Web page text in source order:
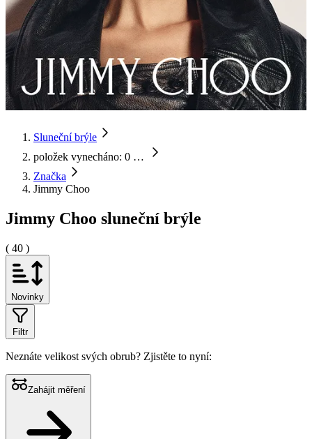
Sluneční brýle
položek vynecháno: 0 …
Značka
Jimmy Choo
Jimmy Choo sluneční brýle
( 40 )
Novinky
Filtr
Neznáte velikost svých obrub? Zjistěte to nyní:
Zahájit měření